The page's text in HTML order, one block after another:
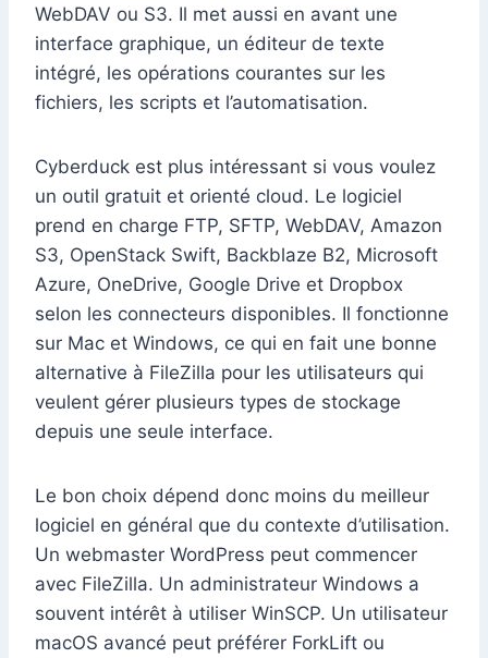
WebDAV ou S3. Il met aussi en avant une
interface graphique, un éditeur de texte
intégré, les opérations courantes sur les
fichiers, les scripts et l’automatisation.
Cyberduck est plus intéressant si vous voulez
un outil gratuit et orienté cloud. Le logiciel
prend en charge FTP, SFTP, WebDAV, Amazon
S3, OpenStack Swift, Backblaze B2, Microsoft
Azure, OneDrive, Google Drive et Dropbox
selon les connecteurs disponibles. Il fonctionne
sur Mac et Windows, ce qui en fait une bonne
alternative à FileZilla pour les utilisateurs qui
veulent gérer plusieurs types de stockage
depuis une seule interface.
Le bon choix dépend donc moins du meilleur
logiciel en général que du contexte d’utilisation.
Un webmaster WordPress peut commencer
avec FileZilla. Un administrateur Windows a
souvent intérêt à utiliser WinSCP. Un utilisateur
macOS avancé peut préférer ForkLift ou